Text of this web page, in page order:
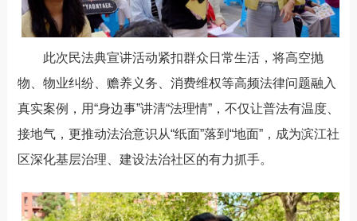
此次民法典宣讲活动紧扣群众日常生活，将高空抛
物、物业纠纷、赡养义务、消费维权等高频法律问题融入
真实案例，用“身边事”讲清“法理情”， 不仅让普法有温度、
接地气，更推动法治意识从“纸面”落到“地面”，成为滨江社
区深化基层治理、建设法治社区的有力抓手。